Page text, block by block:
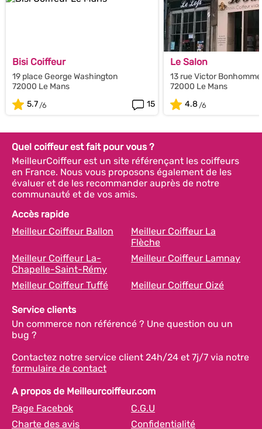
Bisi Coiffeur
19 place George Washington
72000 Le Mans
5.7
15
Le Salon
13 rue Victor
72000 Le Mans
4.8
Quel coiffeur est fait pour vous ?
MeilleurCoiffeur est un site référençant les coiffeurs
en France. Nous vous proposons également de les
évaluer et de les recommander auprès de notre
communauté et de vos amis.
Accès rapide
Meilleur Coiffeur Ballon
Meilleur Coiffeur La
Flèche
Meilleur Coiffeur La-
Chapelle-Saint-Rémy
Meilleur Coiffeur Lamnay
Meilleur Coiffeur Tuffé Meilleur Coiffeur Oizé
Service clients
Un commerce non référencé ? Une question ou un
bug ?
Contactez notre service client 24h/24 et 7j/7 via notre
formulaire de contact
A propos de Meilleurcoiffeur.com
Page Facebok
C.G.U
Charte des avis
Confidentialité